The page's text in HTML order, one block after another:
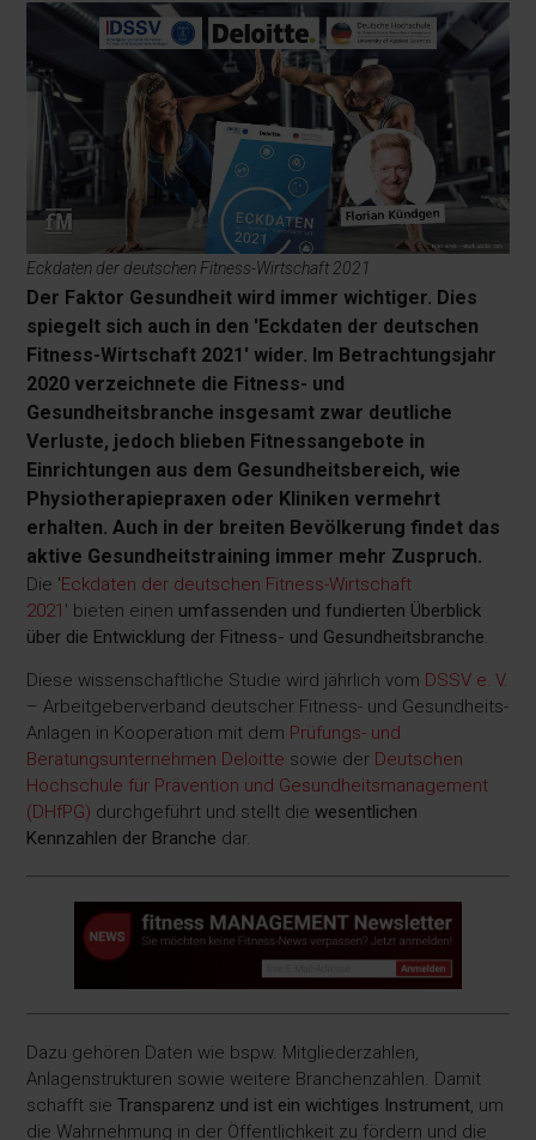
Eckdaten der deutschen Fitness-Wirtschaft 2021
Der Faktor Gesundheit wird immer wichtiger. Dies
spiegelt sich auch in den 'Eckdaten der deutschen
Fitness-Wirtschaft 2021' wider. Im Betrachtungsjahr
2020 verzeichnete die Fitness- und
Gesundheitsbranche insgesamt zwar deutliche
Verluste, jedoch blieben Fitnessangebote in
Einrichtungen aus dem Gesundheitsbereich, wie
Physiotherapiepraxen oder Kliniken vermehrt
erhalten. Auch in der breiten Bevölkerung findet das
aktive Gesundheitstraining immer mehr Zuspruch.
Die 'Eckdaten der deutschen Fitness-Wirtschaft
2021 ' bieten einen umfassenden und fundierten Überblick
über die Entwicklung der Fitness- und Gesundheitsbranche.
Diese wissenschaftliche Studie wird jährlich vom DSSV e. V.
– Arbeitgeberverband deutscher Fitness- und Gesundheits-
Anlagen in Kooperation mit dem Prüfungs- und
Beratungsunternehmen Deloitte sowie der Deutschen
Hochschule für Prävention und Gesundheitsmanagement
(DHfPG) durchgeführt und stellt diewesentlichen
Kennzahlen der Branche dar.
Dazu gehören Daten wie bspw. Mitgliederzahlen,
Anlagenstrukturen sowie weitere Branchenzahlen. Damit
schafft sieTransparenz und ist ein wichtiges Instrument, um
die Wahrnehmung in der Öffentlichkeit zu fördern und die